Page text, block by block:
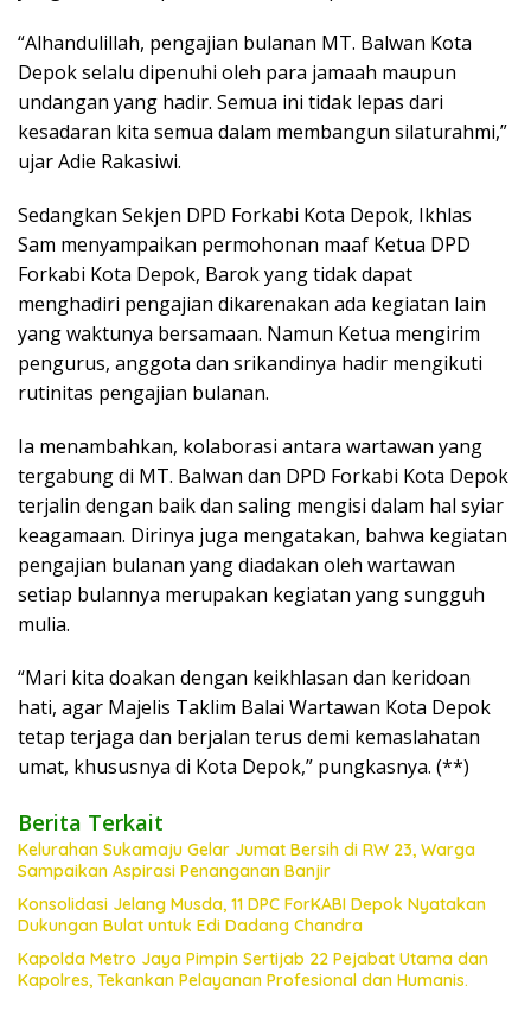
“Alhandulillah, pengajian bulanan MT. Balwan Kota
Depok selalu dipenuhi oleh para jamaah maupun
undangan yang hadir. Semua ini tidak lepas dari
kesadaran kita semua dalam membangun silaturahmi,”
ujar Adie Rakasiwi.
Sedangkan Sekjen DPD Forkabi Kota Depok, Ikhlas
Sam menyampaikan permohonan maaf Ketua DPD
Forkabi Kota Depok, Barok yang tidak dapat
menghadiri pengajian dikarenakan ada kegiatan lain
yang waktunya bersamaan. Namun Ketua mengirim
pengurus, anggota dan srikandinya hadir mengikuti
rutinitas pengajian bulanan.
Ia menambahkan, kolaborasi antara wartawan yang
tergabung di MT. Balwan dan DPD Forkabi Kota Depok
terjalin dengan baik dan saling mengisi dalam hal syiar
keagamaan. Dirinya juga mengatakan, bahwa kegiatan
pengajian bulanan yang diadakan oleh wartawan
setiap bulannya merupakan kegiatan yang sungguh
mulia.
“Mari kita doakan dengan keikhlasan dan keridoan
hati, agar Majelis Taklim Balai Wartawan Kota Depok
tetap terjaga dan berjalan terus demi kemaslahatan
umat, khususnya di Kota Depok,” pungkasnya. (**)
Berita Terkait
Kelurahan Sukamaju Gelar Jumat Bersih di RW 23, Warga
Sampaikan Aspirasi Penanganan Banjir
Konsolidasi Jelang Musda, 11 DPC ForKABI Depok Nyatakan
Dukungan Bulat untuk Edi Dadang Chandra
Kapolda Metro Jaya Pimpin Sertijab 22 Pejabat Utama dan
Kapolres, Tekankan Pelayanan Profesional dan Humanis.